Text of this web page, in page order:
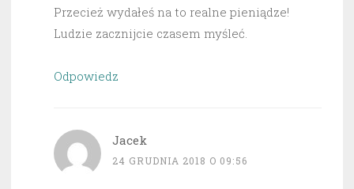
Przecież wydałeś na to realne pieniądze!
Ludzie zacznijcie czasem myśleć.
Odpowiedz
Jacek
24 GRUDNIA 2018 O 09:56